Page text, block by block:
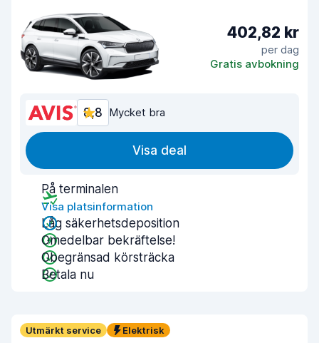
402,82 kr
per dag
Gratis avbokning
8,8 Mycket bra
Visa deal
På terminalen
Visa platsinformation
Låg säkerhetsdeposition
Omedelbar bekräftelse!
Obegränsad körsträcka
Betala nu
Utmärkt service Elektrisk